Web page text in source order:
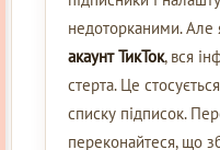
недоторканими. Але
акаунт ТикТок, вся
стерта. Це
списку підписок.
переконайтеся, що